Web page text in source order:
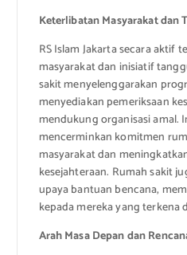
Keterlibatan Masyarakat dan
RS Islam Jakarta secara aktif
masyarakat dan inisiatif
sakit menyelenggarakan
menyediakan pemeriksaan
mendukung organisasi amal.
mencerminkan komitmen
masyarakat dan
kesejahteraan. Rumah sakit
upaya bantuan bencana,
kepada mereka yang terkena
Arah Masa Depan dan